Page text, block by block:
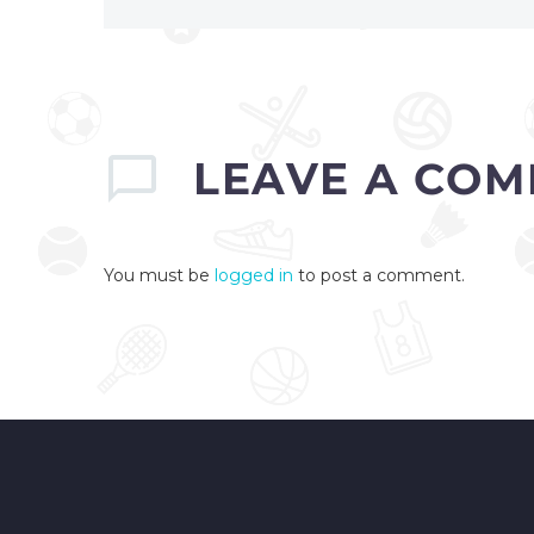
LEAVEA
You must be logged in to post a comment.